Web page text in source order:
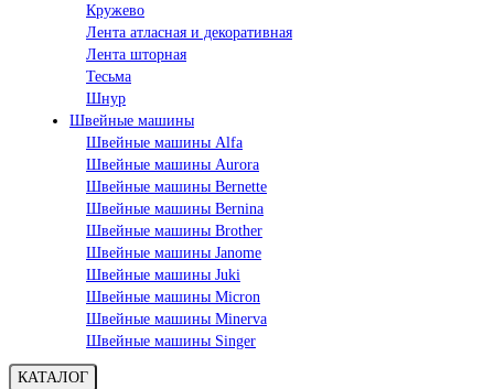
Кружево
Лента aтласная и декоративная
Лента шторная
Тесьма
Шнур
Швейные машины
Швейные машины Alfa
Швейные машины Aurora
Швейные машины Bernette
Швейные машины Bernina
Швейные машины Brother
Швейные машины Janome
Швейные машины Juki
Швейные машины Micron
Швейные машины Minerva
Швейные машины Singer
КАТАЛОГ